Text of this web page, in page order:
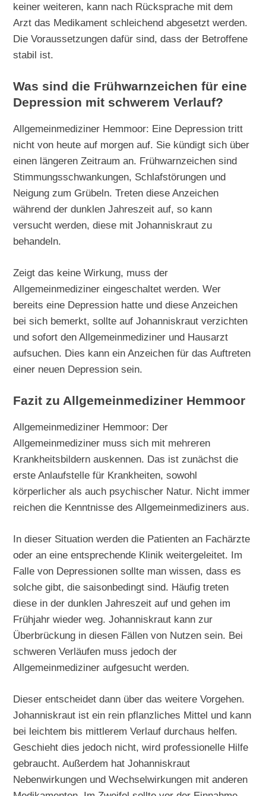
keiner weiteren, kann nach Rücksprache mit dem
Arzt das Medikament schleichend abgesetzt werden.
Die Voraussetzungen dafür sind, dass der Betroffene
stabil ist.
Was sind die Frühwarnzeichen für eine
Depression mit schwerem Verlauf?
Allgemeinmediziner Hemmoor: Eine Depression tritt
nicht von heute auf morgen auf. Sie kündigt sich über
einen längeren Zeitraum an. Frühwarnzeichen sind
Stimmungsschwankungen, Schlafstörungen und
Neigung zum Grübeln. Treten diese Anzeichen
während der dunklen Jahreszeit auf, so kann
versucht werden, diese mit Johanniskraut zu
behandeln.
Zeigt das keine Wirkung, muss der
Allgemeinmediziner eingeschaltet werden. Wer
bereits eine Depression hatte und diese Anzeichen
bei sich bemerkt, sollte auf Johanniskraut verzichten
und sofort den Allgemeinmediziner und Hausarzt
aufsuchen. Dies kann ein Anzeichen für das Auftreten
einer neuen Depression sein.
Fazit zu Allgemeinmediziner Hemmoor
Allgemeinmediziner Hemmoor: Der
Allgemeinmediziner muss sich mit mehreren
Krankheitsbildern auskennen. Das ist zunächst die
erste Anlaufstelle für Krankheiten, sowohl
körperlicher als auch psychischer Natur. Nicht immer
reichen die Kenntnisse des Allgemeinmediziners aus.
In dieser Situation werden die Patienten an Fachärzte
oder an eine entsprechende Klinik weitergeleitet. Im
Falle von Depressionen sollte man wissen, dass es
solche gibt, die saisonbedingt sind. Häufig treten
diese in der dunklen Jahreszeit auf und gehen im
Frühjahr wieder weg. Johanniskraut kann zur
Überbrückung in diesen Fällen von Nutzen sein. Bei
schweren Verläufen muss jedoch der
Allgemeinmediziner aufgesucht werden.
Dieser entscheidet dann über das weitere Vorgehen.
Johanniskraut ist ein rein pflanzliches Mittel und kann
bei leichtem bis mittlerem Verlauf durchaus helfen.
Geschieht dies jedoch nicht, wird professionelle Hilfe
gebraucht. Außerdem hat Johanniskraut
Nebenwirkungen und Wechselwirkungen mit anderen